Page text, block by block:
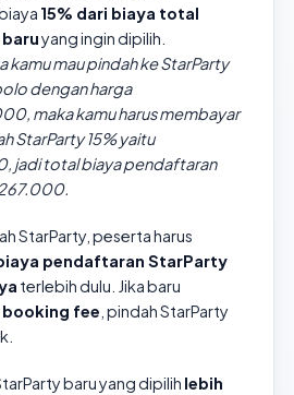
15% dari biaya total
yang ingin dipilih.
kamu mau pindah ke StarParty
dengan harga
maka kamu harus membayar
StarParty 15% yaitu
jadi total biaya pendaftaran
StarParty, peserta harus
pendaftaran StarParty
terlebih dulu. Jika baru
booking fee , pindah StarParty
baru yang dipilih lebih